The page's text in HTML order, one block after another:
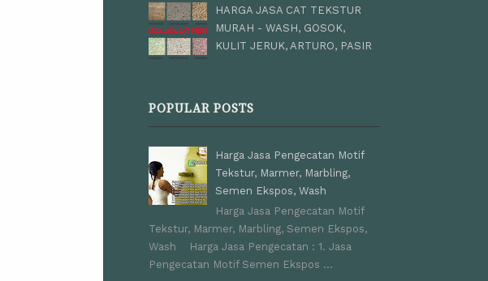
HARGA JASA CAT TEKSTUR
MURAH - WASH, GOSOK,
KULIT JERUK, ARTURO, PASIR
POPULAR POSTS
Harga Jasa Pengecatan Motif
Tekstur, Marmer, Marbling,
Semen Ekspos, Wash
Harga Jasa Pengecatan Motif
Tekstur, Marmer, Marbling, Semen Ekspos,
Wash Harga Jasa Pengecatan : 1. Jasa
Pengecatan Motif Semen Ekspos ...